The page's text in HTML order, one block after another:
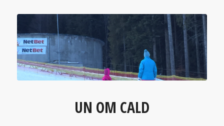
UN OM CALD